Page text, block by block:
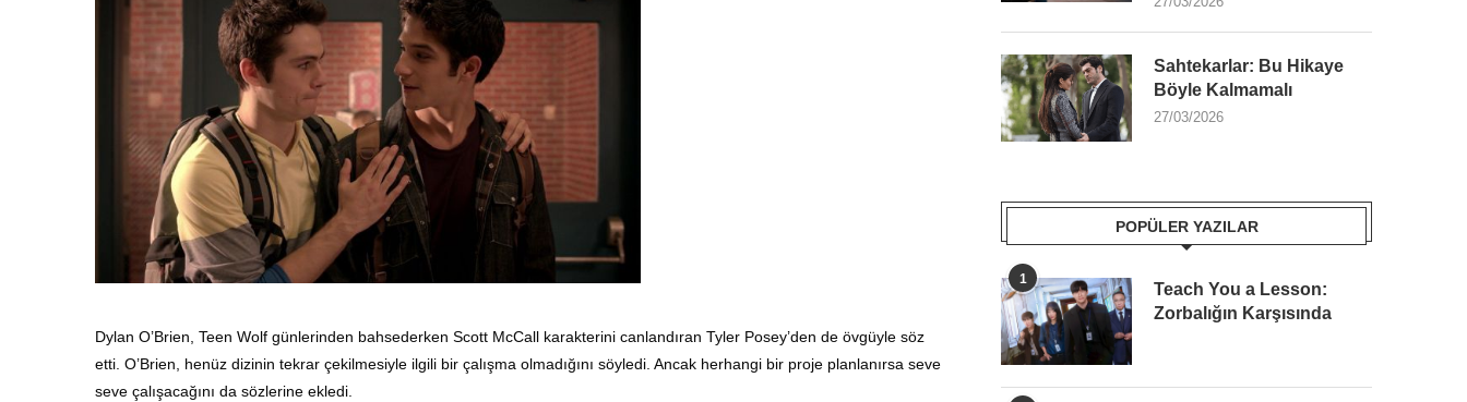
Dylan O’Brien, Teen Wolf günlerinden bahsederken Scott McCall karakterini canlandıran Tyler Posey’den de övgüyle söz
etti. O’Brien, henüz dizinin tekrar çekilmesiyle ilgili bir çalışma olmadığını söyledi. Ancak herhangi bir proje planlanırsa seve
seve çalışacağını da sözlerine ekledi.
Sahtekarlar: Bu Hikaye
Böyle Kalmamalı
27/03/2026
POPÜLER YAZILAR
1
Teach You a Lesson:
Zorbalığın Karşısında